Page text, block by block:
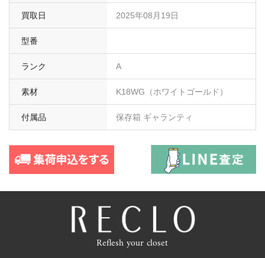
買取日 2025年08月19日
型番
ランク A
素材 K18WG（ホワイトゴールド）
付属品 保存箱 ギャランティ
Reflesh your closet